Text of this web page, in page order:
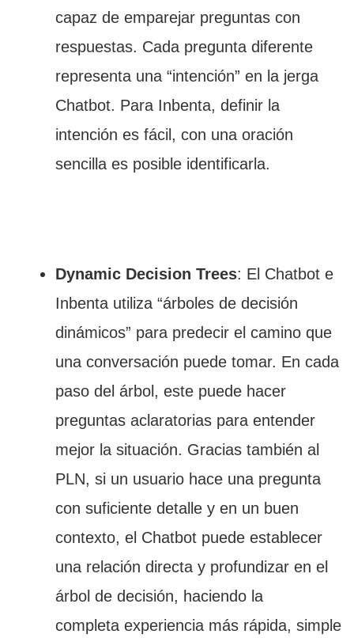
capaz de emparejar preguntas con
respuestas. Cada pregunta diferente
representa una “intención” en la jerga
Chatbot. Para Inbenta, definir la
intención es fácil, con una oración
sencilla es posible identificarla.
Dynamic Decision Trees: El Chatbot e
Inbenta utiliza “árboles de decisión
dinámicos” para predecir el camino que
una conversación puede tomar. En cada
paso del árbol, este puede hacer
preguntas aclaratorias para entender
mejor la situación. Gracias también al
PLN, si un usuario hace una pregunta
con suficiente detalle y en un buen
contexto, el Chatbot puede establecer
una relación directa y profundizar en el
árbol de decisión, haciendo la
completa experiencia más rápida, simple